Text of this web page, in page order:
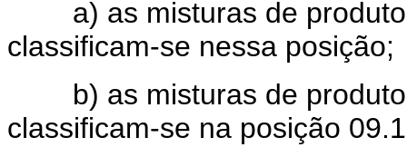
a) as misturas de
classificam-se nessa posição;
b) as misturas de
classificam-se na posição